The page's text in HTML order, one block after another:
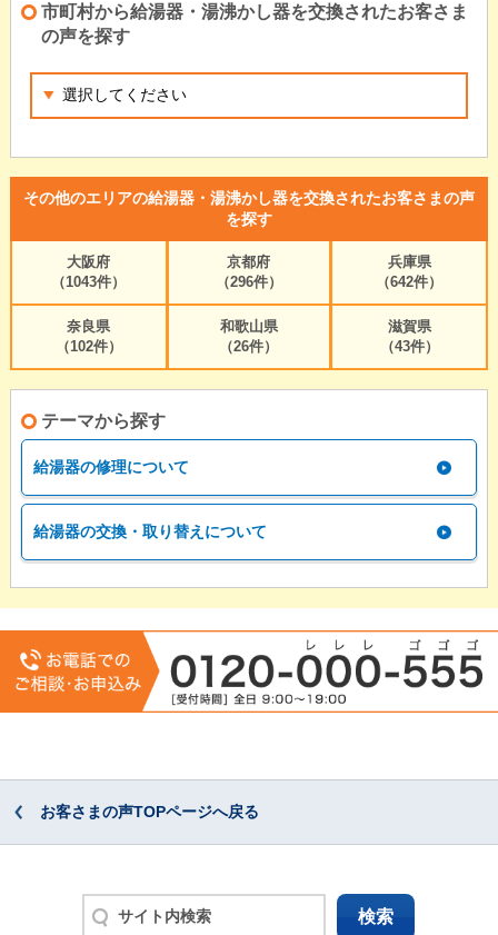
市町村から給湯器・湯沸かし器を交換されたお客さま
の声を探す
その他のエリアの給湯器・湯沸かし器を交換されたお客さまの声
を探す
大阪府
（1043件）
京都府
（296件）
兵庫県
（642件）
奈良県
（102件）
和歌山県
（26件）
滋賀県
（43件）
テーマから探す
給湯器の修理について
給湯器の交換・取り替えについて
お客さまの声TOPページへ戻る